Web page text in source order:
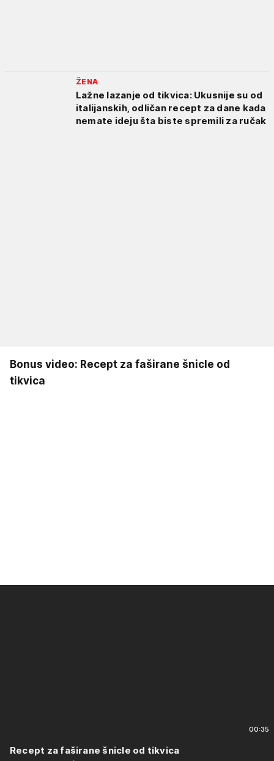
ŽENA
Lažne lazanje od tikvica: Ukusnije su od
italijanskih, odličan recept za dane kada
nemate ideju šta biste spremili za ručak
Bonus video: Recept za faširane šnicle od
tikvica
00:35
Recept za faširane šnicle od tikvica